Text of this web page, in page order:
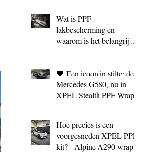
Wat is PPF
lakbescherming en
waarom is het belangrijk?
🖤 Een icoon in stilte: de
Mercedes G580, nu in
XPEL Stealth PPF Wrap
Hoe precies is een
voorgesneden XPEL PPF
kit? - Alpine A290 wrap